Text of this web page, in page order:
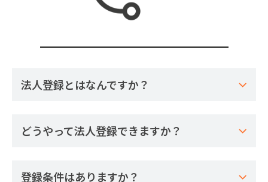
法人登録とはなんですか？
どうやって法人登録できますか？
登録条件はありますか？